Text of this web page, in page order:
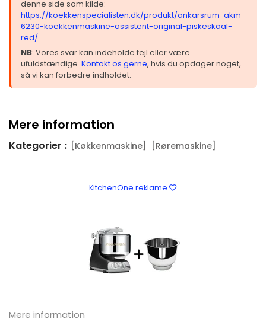
denne side som kilde:
https://koekkenspecialisten.dk/produkt/ankarsrum-akm-
6230-koekkenmaskine-assistent-original-piskeskaal-
red/
NB: Vores svar kan indeholde fejl eller være
ufuldstændige. Kontakt os gerne, hvis du opdager noget,
så vi kan forbedre indholdet.
Mere information
Kategorier : [Køkkenmaskine] [Røremaskine]
KitchenOne reklame
Mere information